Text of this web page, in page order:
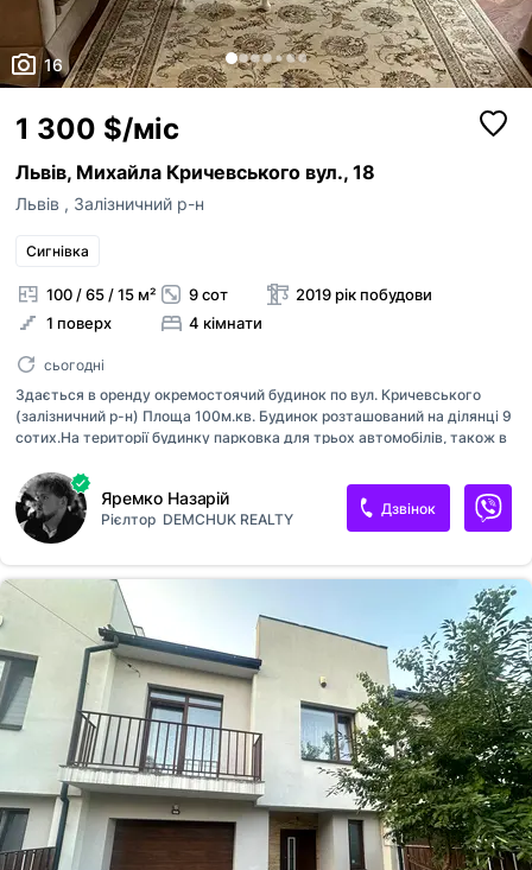
16
1 300 $/міс
Львів, Михайла Кричевського вул., 18
Львів , Залізничний р-н
Сигнівка
100 / 65 / 15 м²
1 поверх
9 сот
4 кімнати
2019 рік побудови
сьогодні
Здається в оренду окремостоячий будинок по вул. Кричевського
(залізничний р-н) Площа 100м.кв. Будинок розташований на ділянці 9
сотих.На території будинку парковка для трьох автомобілів, також в
Яремко Назарій
Рієлтор DEMCHUK REALTY
Дзвінок